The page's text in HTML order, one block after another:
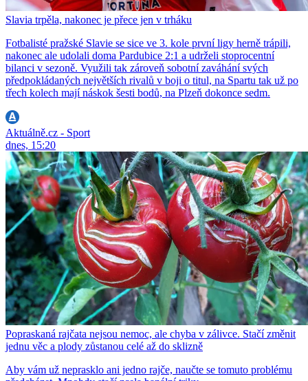
Slavia trpěla, nakonec je přece jen v trháku
Fotbalisté pražské Slavie se sice ve 3. kole první ligy herně trápili,
nakonec ale udolali doma Pardubice 2:1 a udrželi stoprocentní
bilanci v sezoně. Využili tak zároveň sobotní zaváhání svých
předpokládaných největších rivalů v boji o titul, na Spartu tak už po
třech kolech mají náskok šesti bodů, na Plzeň dokonce sedm.
Aktuálně.cz - Sport
dnes, 15:20
Popraskaná rajčata nejsou nemoc, ale chyba v zálivce. Stačí změnit
jednu věc a plody zůstanou celé až do sklizně
Aby vám už neprasklo ani jedno rajče, naučte se tomuto problému